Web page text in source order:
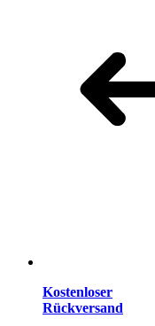
Kostenloser
Rückversand